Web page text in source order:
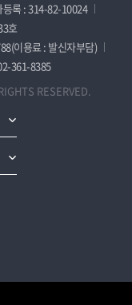
등록 : 314-82-10024
호
이용료 : 발신자부담)
361-8385
RESERVED.